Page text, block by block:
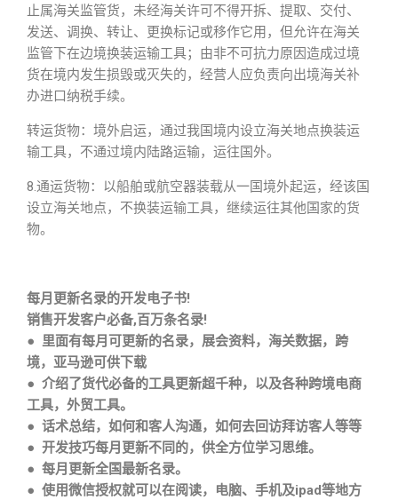
止属海关监管货，未经海关许可不得开拆、提取、交付、
发送、调换、转让、更换标记或移作它用，但允许在海关
监管下在边境换装运输工具；由非不可抗力原因造成过境
货在境内发生损毁或灭失的，经营人应负责向出境海关补
办进口纳税手续。
转运货物：境外启运，通过我国境内设立海关地点换装运
输工具，不通过境内陆路运输，运往国外。
8.通运货物：以船舶或航空器装载从一国境外起运，经该国
设立海关地点，不换装运输工具，继续运往其他国家的货
物。
每月更新名录的开发电子书!
销售开发客户必备,百万条名录!
● 里面有每月可更新的名录，展会资料，海关数据，跨
境，亚马逊可供下载
● 介绍了货代必备的工具更新超千种，以及各种跨境电商
工具，外贸工具。
● 话术总结，如何和客人沟通，如何去回访拜访客人等等
● 开发技巧每月更新不同的，供全方位学习思维。
● 每月更新全国最新名录。
● 使用微信授权就可以在阅读，电脑、手机及ipad等地方